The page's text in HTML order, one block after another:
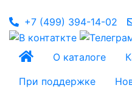
+7 (499) 394-14-02
О каталоге
При поддержке